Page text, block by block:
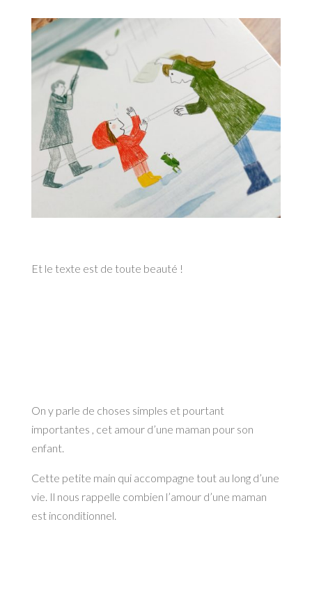
Et le texte est de toute beauté !
On y parle de choses simples et pourtant
importantes , cet amour d’une maman pour son
enfant.
Cette petite main qui accompagne tout au long d’une
vie. Il nous rappelle combien l’amour d’une maman
est inconditionnel.